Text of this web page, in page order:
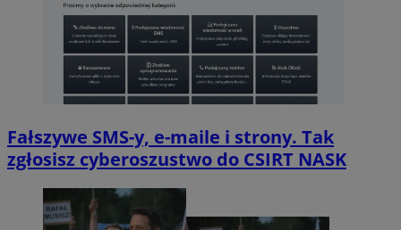
Fałszywe SMS-y, e-maile i strony. Tak
zgłosisz cyberoszustwo do CSIRT NASK